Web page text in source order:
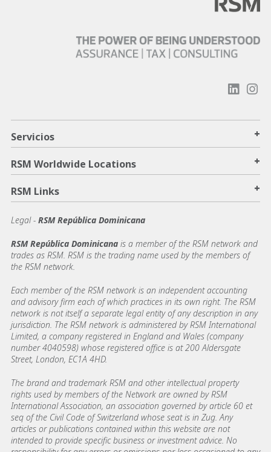
Servicios +
RSM Worldwide Locations +
RSM Links +
Legal - RSM República Dominicana
RSM República Dominicana is a member of the RSM network and
trades as RSM. RSM is the trading name used by the members of
the RSM network.
Each member of the RSM network is an independent accounting
and advisory firm each of which practices in its own right. The RSM
network is not itself a separate legal entity of any description in any
jurisdiction. The RSM network is administered by RSM International
Limited, a company registered in England and Wales (company
number 4040598) whose registered office is at 200 Aldersgate
Street, London, EC1A 4HD.
The brand and trademark RSM and other intellectual property
rights used by members of the Network are owned by RSM
International Association, an association governed by article 60 et
seq of the Civil Code of Switzerland whose seat is in Zug. Any
articles or publications contained within this website are not
intended to provide specific business or investment advice. No